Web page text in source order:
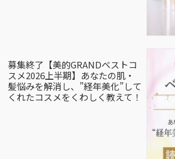
募集終了【美的GRANDベストコ
スメ2026上半期】あなたの肌・
髪悩みを解消し、”経年美化”して
くれたコスメをくわしく教えて！